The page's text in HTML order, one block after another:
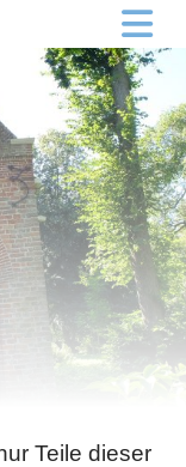
Teile dieser